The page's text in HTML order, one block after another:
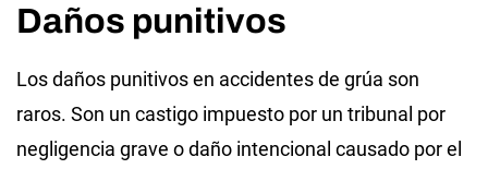
Daños punitivos
Los daños punitivos en accidentes de grúa son
raros. Son un castigo impuesto por un tribunal por
negligencia grave o daño intencional causado por el